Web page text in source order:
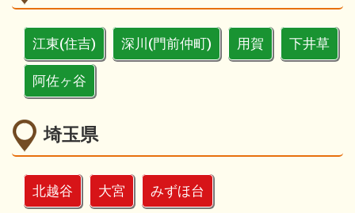
江東(住吉) 深川(門前仲町) 用賀 下井草
阿佐ヶ谷
埼玉県
北越谷 大宮 みずほ台